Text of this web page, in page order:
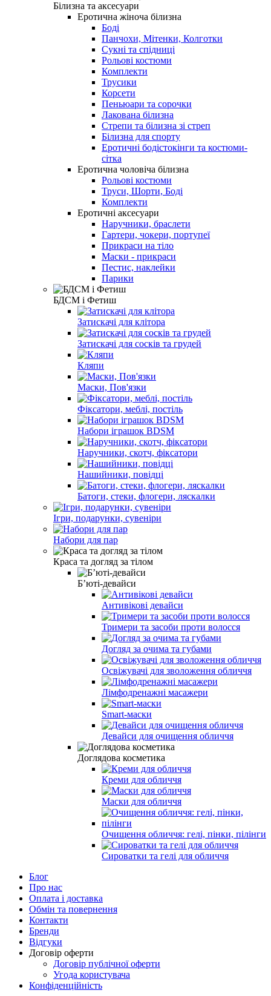
Білизна та аксесуари
Еротична жіноча білизна
Боді
Панчохи, Мітенки, Колготки
Сукні та спідниці
Рольові костюми
Комплекти
Трусики
Корсети
Пеньюари та сорочки
Лакована білизна
Стрепи та білизна зі стреп
Білизна для спорту
Еротичні бодістокінги та костюми-
сітка
Еротична чоловіча білизна
Рольові костюми
Труси, Шорти, Боді
Комплекти
Еротичні аксесуари
Наручники, браслети
Гартери, чокери, портупеї
Прикраси на тіло
Маски - прикраси
Пестис, наклейки
Парики
БДСМ і Фетиш
Затискачі для клітора
Затискачі для сосків та грудей
Кляпи
Маски, Пов'язки
Фіксатори, меблі, постіль
Набори іграшок BDSM
Наручники, скотч, фіксатори
Нашийники, повідці
Батоги, стеки, флогери, ляскалки
Ігри, подарунки, сувеніри
Набори для пар
Краса та догляд за тілом
Б’юті-девайси
Антивікові девайси
Тримери та засоби проти волосся
Догляд за очима та губами
Освіжувачі для зволоження обличчя
Лімфодренажні масажери
Smart-маски
Девайси для очищення обличчя
Доглядова косметика
Креми для обличчя
Маски для обличчя
Очищення обличчя: гелі, пінки, пілінги
Сироватки та гелі для обличчя
Блог
Про нас
Оплата і доставка
Обмін та повернення
Контакти
Бренди
Відгуки
Договір оферти
Договір публічної оферти
Угода користувача
Конфіденційність